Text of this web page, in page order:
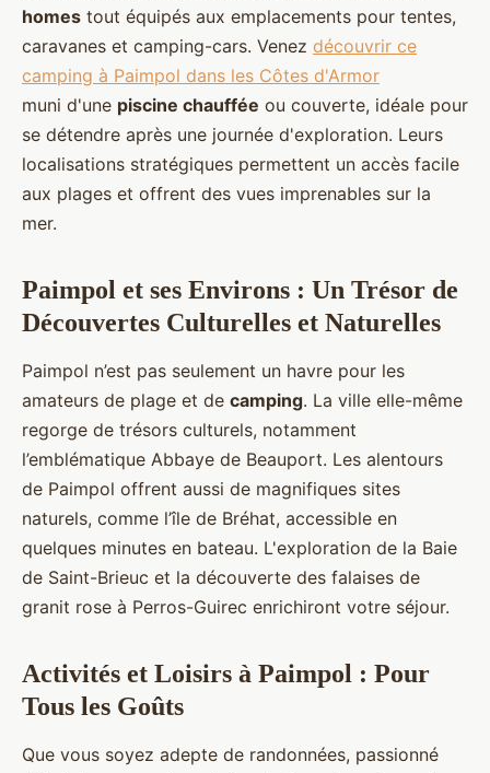
homes tout équipés aux emplacements pour tentes,
caravanes et camping-cars. Venez découvrir ce
camping à Paimpol dans les Côtes d'Armor
muni d'une piscine chauffée ou couverte, idéale pour
se détendre après une journée d'exploration. Leurs
localisations stratégiques permettent un accès facile
aux plages et offrent des vues imprenables sur la
mer.
Paimpol et ses Environs : Un Trésor de
Découvertes Culturelles et Naturelles
Paimpol n’est pas seulement un havre pour les
amateurs de plage et de camping. La ville elle-même
regorge de trésors culturels, notamment
l’emblématique Abbaye de Beauport. Les alentours
de Paimpol offrent aussi de magnifiques sites
naturels, comme l’île de Bréhat, accessible en
quelques minutes en bateau. L'exploration de la Baie
de Saint-Brieuc et la découverte des falaises de
granit rose à Perros-Guirec enrichiront votre séjour.
Activités et Loisirs à Paimpol : Pour
Tous les Goûts
Que vous soyez adepte de randonnées, passionné